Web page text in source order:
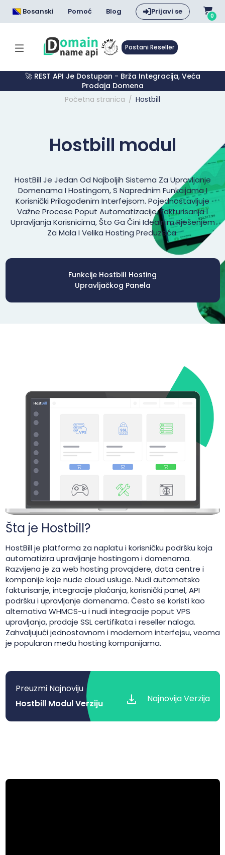
Bosanski Pomoć Blog Prijavi se 0
Postani Reseller
🚀 REST API Je Dostupan - Brža Integracija, Veća
Prodaja Domena
🔥 .COM $7.99 – Dodatna Zarada Za Svaki .COM S E-
Mailom
Početna stranica
Hostbill
Hostbill modul
HostBill Je Jedan Od Najboljih Sistema Za Upravljanje
Domenama I Hostingom, S Naprednim Funkcijama I
Korisnički Prilagođenim Interfejsom. Pojednostavljuje
Važne Procese Poput Automatizacije, Fakturisanja I
Upravljanja Korisnicima, Što Ga Čini Idealnim Rješenjem
Za Mala I Velika Hosting Preduzeća.
Funkcije Hostbill Hosting
Upravljačkog Panela
Šta je Hostbill?
HostBill je platforma za naplatu i korisničku podršku koja
automatizira upravljanje hostingom i domenama.
Razvijena je za web hosting provajdere, data centre i
kompanije koje nude cloud usluge. Nudi automatsko
fakturisanje, integracije plaćanja, korisnički panel, API
podršku i upravljanje domenama. Često se koristi kao
alternativa WHMCS-u i nudi integracije poput VPS
upravljanja, prodaje SSL certifikata i reseller naloga.
Zahvaljujući jednostavnom i modernom interfejsu, veoma
je popularan među hosting kompanijama.
Preuzmi Najnoviju
Hostbill Modul Verziju
Najnovija Verzija